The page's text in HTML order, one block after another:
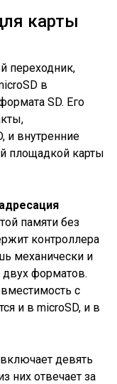
карты
переходник,
в
SD. Его
и внутренние
площадкой карты
памяти без
контроллера
механически и
форматов.
с
и в microSD, и в
девять
них отвечает за